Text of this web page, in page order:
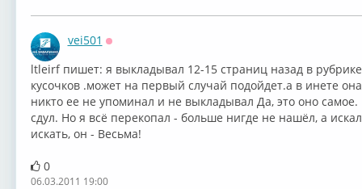
vei501
ltleirf пишет: я выкладывал 12-15 страниц назад в
кусочков .может на первый случай подойдет.а в инете
никто ее не упоминал и не выкладывал Да, это оно
сдул. Но я всё перекопал - больше нигде не нашёл, а
искать, он - Весьма!
0
06.03.2011 19:00